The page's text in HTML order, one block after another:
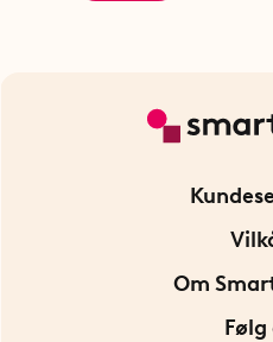
Information
Om
Om
Følg